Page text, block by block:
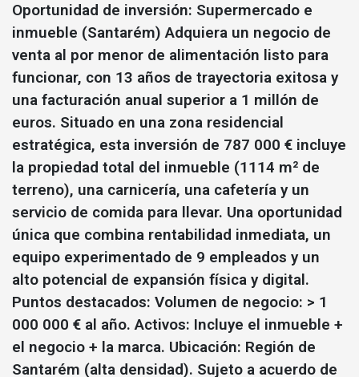
Oportunidad de inversión: Supermercado e
inmueble (Santarém) Adquiera un negocio de
venta al por menor de alimentación listo para
funcionar, con 13 años de trayectoria exitosa y
una facturación anual superior a 1 millón de
euros. Situado en una zona residencial
estratégica, esta inversión de 787 000 € incluye
la propiedad total del inmueble (1114 m² de
terreno), una carnicería, una cafetería y un
servicio de comida para llevar. Una oportunidad
única que combina rentabilidad inmediata, un
equipo experimentado de 9 empleados y un
alto potencial de expansión física y digital.
Puntos destacados: Volumen de negocio: > 1
000 000 € al año. Activos: Incluye el inmueble +
el negocio + la marca. Ubicación: Región de
Santarém (alta densidad). Sujeto a acuerdo de